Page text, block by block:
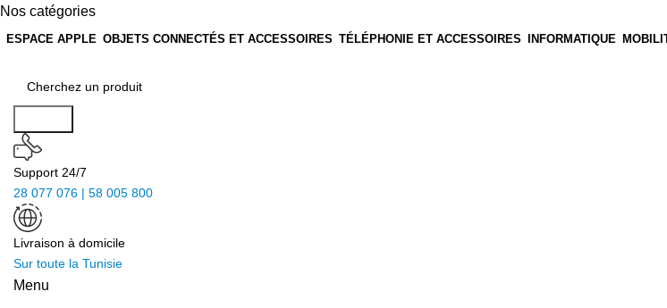
Nos catégories
ESPACE APPLE OBJETS CONNECTÉS ET ACCESSOIRES TÉLÉPHONIE ET ACCESSOIRES INFORMATIQUE
Support 24/7
28 077 076 | 58 005 800
Livraison à domicile
Sur toute la Tunisie
Menu